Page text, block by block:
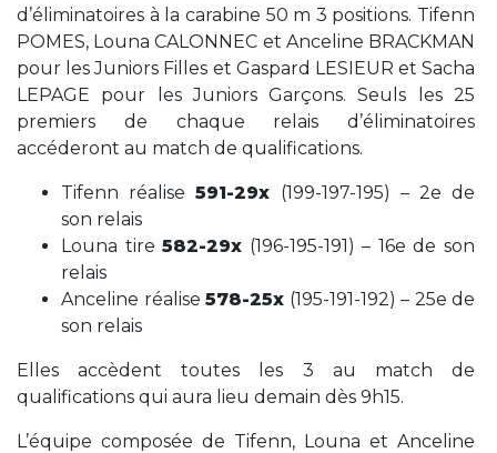
d’éliminatoires à la carabine 50 m 3 positions. Tifenn
POMES, Louna CALONNEC et Anceline BRACKMAN
pour les Juniors Filles et Gaspard LESIEUR et Sacha
LEPAGE pour les Juniors Garçons. Seuls les 25
premiers de chaque relais d’éliminatoires
accéderont au match de qualifications.
Tifenn réalise591-29x (199-197-195) – 2e de
son relais
Louna tire582-29x (196-195-191) – 16e de son
relais
Anceline réalise 578-25x (195-191-192) – 25e de
son relais
Elles accèdent toutes les 3 au match de
qualifications qui aura lieu demain dès 9h15.
L’équipe composée de Tifenn, Louna et Anceline